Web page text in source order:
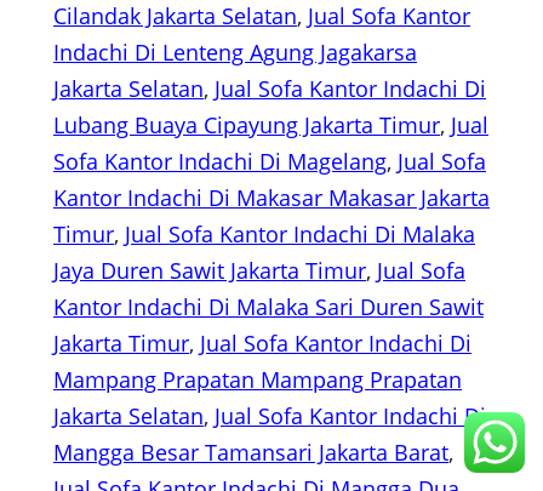
Cilandak Jakarta Selatan, Jual Sofa Kantor
Indachi Di Lenteng Agung Jagakarsa
Jakarta Selatan, Jual Sofa Kantor Indachi Di
Lubang Buaya Cipayung Jakarta Timur, Jual
Sofa Kantor Indachi Di Magelang, Jual Sofa
Kantor Indachi Di Makasar Makasar Jakarta
Timur, Jual Sofa Kantor Indachi Di Malaka
Jaya Duren Sawit Jakarta Timur, Jual Sofa
Kantor Indachi Di Malaka Sari Duren Sawit
Jakarta Timur, Jual Sofa Kantor Indachi Di
Mampang Prapatan Mampang Prapatan
Jakarta Selatan, Jual Sofa Kantor Indachi Di
Mangga Besar Tamansari Jakarta Barat